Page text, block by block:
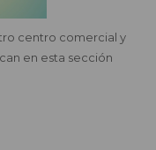
centro comercial y
en esta sección